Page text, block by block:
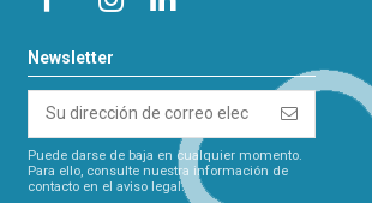
Newsletter
Puede darse de baja en cualquier momento.
Para ello, consulte nuestra información de
contacto en el aviso legal.